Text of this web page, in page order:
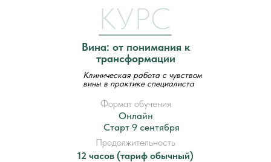
Вина: от понимания к
трансформации
КУРС
Формат обучения
Онлайн
Старт 9 сентября
Продолжительность
12 часов (тариф обычный)
Клиническая работа с чувством
вины в практике специалиста